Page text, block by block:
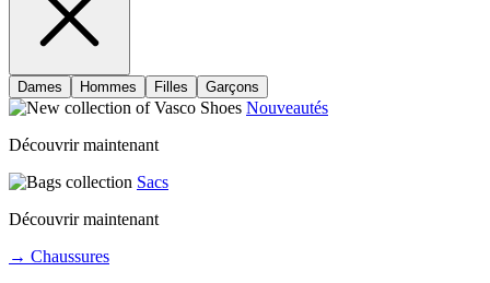
Dames Hommes Filles Garçons
Nouveautés
Découvrir maintenant
Sacs
Découvrir maintenant
→ Chaussures